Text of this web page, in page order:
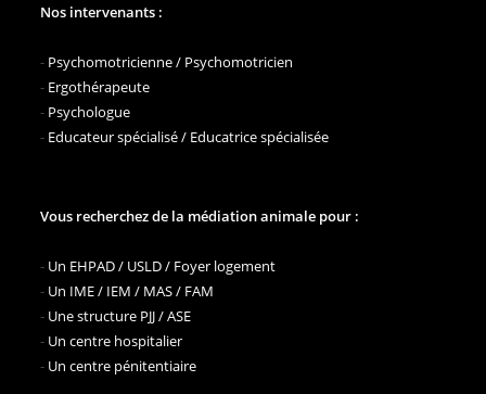
Nos intervenants :
- Psychomotricienne / Psychomotricien
- Ergothérapeute
- Psychologue
- Educateur spécialisé / Educatrice spécialisée
Vous recherchez de la médiation animale pour :
- Un EHPAD / USLD / Foyer logement
- Un IME / IEM / MAS / FAM
- Une structure PJJ / ASE
- Un centre hospitalier
- Un centre pénitentiaire